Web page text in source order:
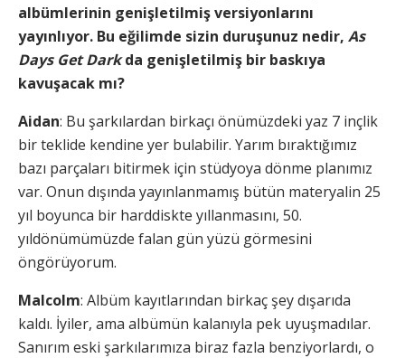
albümlerinin genişletilmiş versiyonlarını
yayınlıyor. Bu eğilimde sizin duruşunuz nedir, As
Days Get Darkda genişletilmiş bir baskıya
kavuşacak mı?
Aidan: Bu şarkılardan birkaçı önümüzdeki yaz 7 inçlik
bir teklide kendine yer bulabilir. Yarım bıraktığımız
bazı parçaları bitirmek için stüdyoya dönme planımız
var. Onun dışında yayınlanmamış bütün materyalin 25
yıl boyunca bir harddiskte yıllanmasını, 50.
yıldönümümüzde falan gün yüzü görmesini
öngörüyorum.
Malcolm: Albüm kayıtlarından birkaç şey dışarıda
kaldı. İyiler, ama albümün kalanıyla pek uyuşmadılar.
Sanırım eski şarkılarımıza biraz fazla benziyorlardı, o